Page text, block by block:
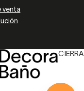
venta
CIERRA